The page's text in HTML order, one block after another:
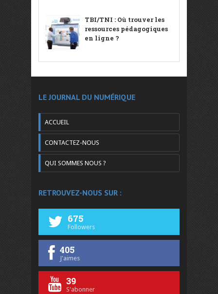
TBI/TNI : Où trouver les
ressources pédagogiques
en ligne ?
LE JOURNAL DU NUMÉRIQUE
ACCUEIL
CONTACTEZ-NOUS
QUI SOMMES NOUS ?
RETROUVEZ-NOUS SUR :
675
Followers
405
J'aimes
39
S'abonner